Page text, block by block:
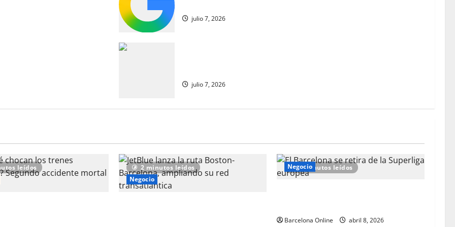
julio 7, 2026
julio 7, 2026
leídos
2 minutos leídos
Negocio
2 minutos leídos
Negocio
Barcelona Online abril 8, 2026